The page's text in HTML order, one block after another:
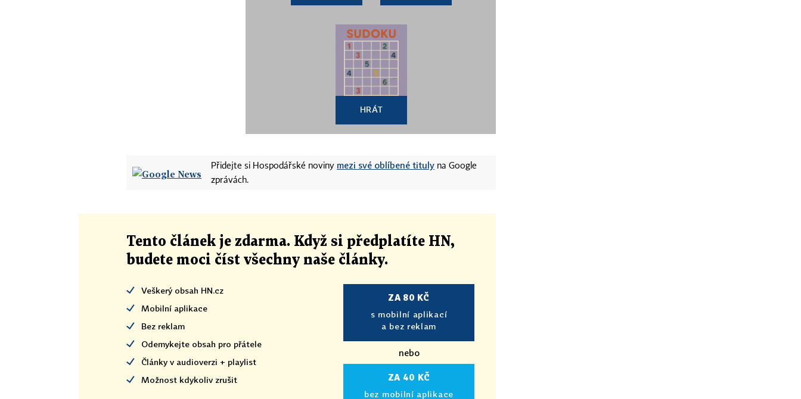
HRÁT
Přidejte si Hospodářské noviny mezi své oblíbené tituly na Google
zprávách.
Tento článek je zdarma. Když si předplatíte HN,
budete moci číst všechny naše články.
Veškerý obsah HN.cz
Mobilní aplikace
Bez reklam
Odemykejte obsah pro přátele
Články v audioverzi + playlist
Možnost kdykoliv zrušit
ZA 80 KČ
s mobilní aplikací
a bez reklam
nebo
ZA 40 KČ
bez mobilní aplikace